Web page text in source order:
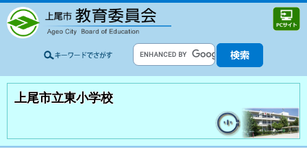
上尾市立東小学校